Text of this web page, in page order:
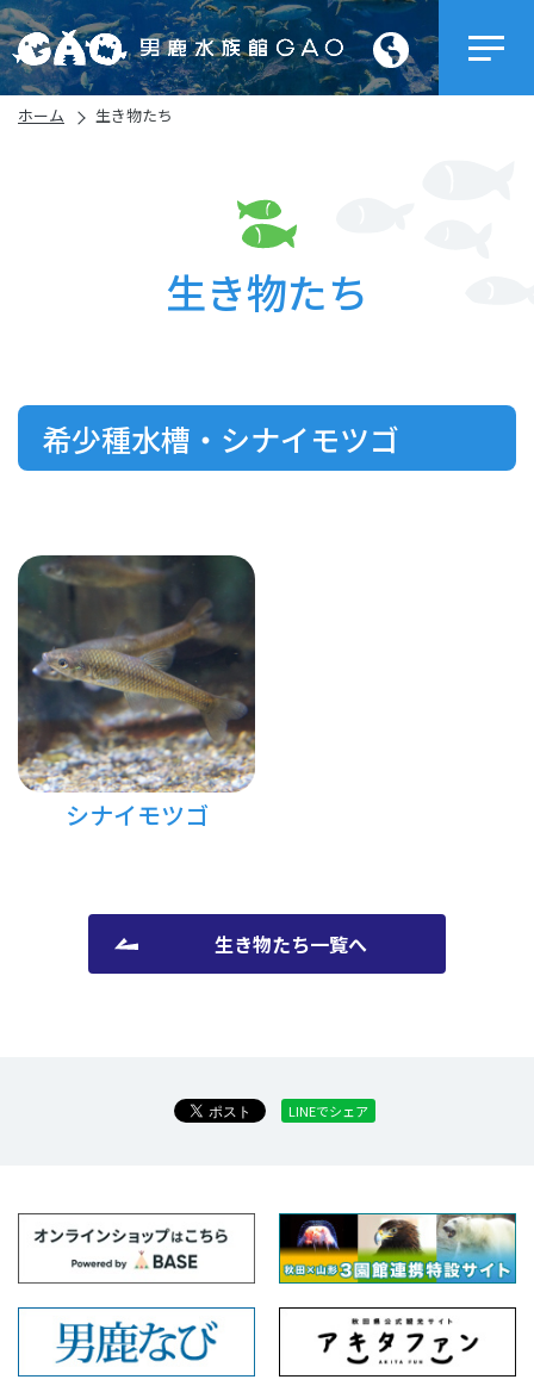
ホーム 生き物たち
生き物たち
希少種水槽・シナイモツゴ
シナイモツゴ
生き物たち一覧へ
LINEでシェア